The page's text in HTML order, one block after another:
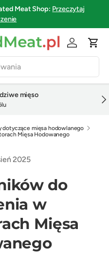
Meat Shop: Przeczytaj
Zaloguj się
mięso
dotyczące mięsa hodowlanego
Mięsa Hodowanego
2025
do
w
Mięsa